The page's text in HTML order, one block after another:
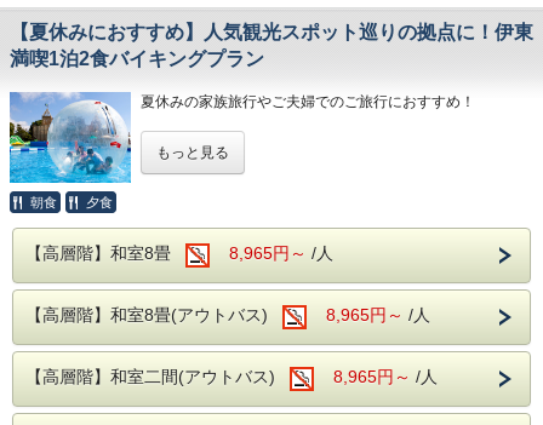
※「夢花火」「按針祭」は、ホテルから徒歩10分でご覧い
ただけます。
【ご予約前に必ずご確認ください】
す。
上記等の事由により宿泊のキャンセルや変更をいただく場
合は、規定のキャンセル料発生に該当となりますので予めご
露天風呂を併設した大浴場が2か所あり、広々とした大浴場
をお楽しみいただけます。
滑らかな泉質の温泉がご好評いただいており、湯治の宿とし
てもご利用いただいております。
旅の疲れを癒すひとときをお過ごしください。
----ご夕食----
【夏休みにおすすめ】人気観光スポット巡りの拠点に！伊東
満喫1泊2食バイキングプラン
夏休みの家族旅行やご夫婦でのご旅行におすすめ！
める人気観光スポットが充実しています。
観光をたっぷり満喫した後は、温泉とバイキングでゆったり
■おすすめ観光スポット
・伊豆ぐらんぱる公園
ジップラインやゴーカートなど、家族みんなで楽しめるアト
夏期限定で 巨大な水遊びゾーン 「ウォーターランドぷるぷ
る」も営業されております。
広大な園内で思いきり遊べる人気レジャースポットです。
アクセス：ホテルから車で約25分
もっと見る
朝食 夕食
【高層階】和室8畳 8,965円～ /人
【高層階】和室8畳(アウトバス) 8,965円～ /人
【高層階】和室二間(アウトバス) 8,965円～ /人